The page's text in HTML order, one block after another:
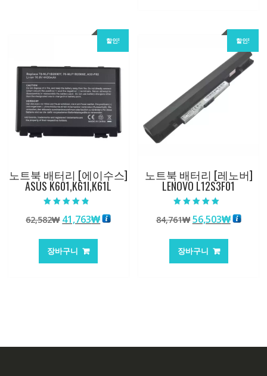
할인!
노트북 배터리 [에이수스]
ASUS K601,K61I,K61L
4.50
로 평가됨
62,582₩ 원
가
격:
41,763₩현
장바구니
할인!
노트북 배터리 [레노버]
LENOVO L12S3F01
5.00
로 평가됨
84,761₩ 원
가
격:
56,503₩현
장바구니